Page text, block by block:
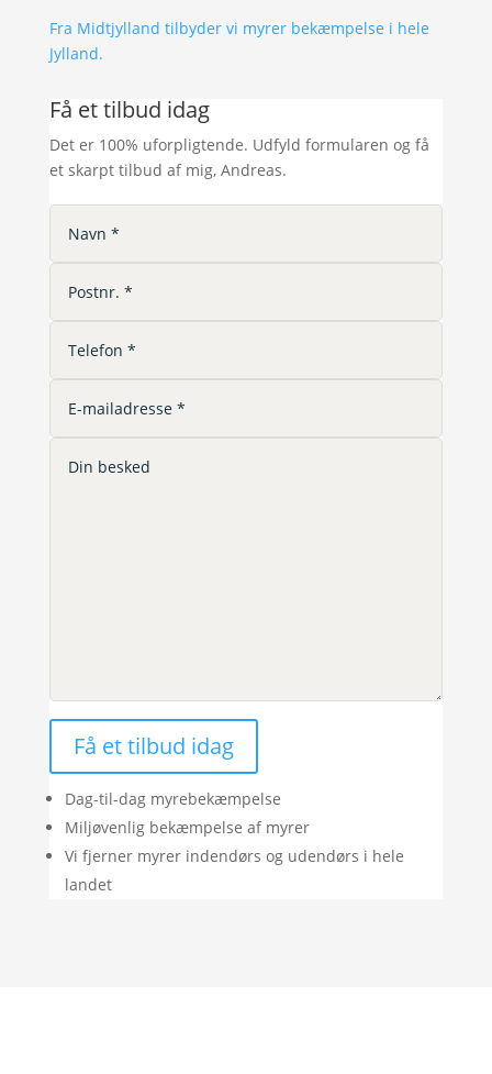
Fra Midtjylland tilbyder vi myrer bekæmpelse i hele
Jylland.
Få et tilbud idag
Det er 100% uforpligtende. Udfyld formularen og få
et skarpt tilbud af mig, Andreas.
Få et tilbud idag
Dag-til-dag myrebekæmpelse
Miljøvenlig bekæmpelse af myrer
Vi fjerner myrer indendørs og udendørs i hele
landet